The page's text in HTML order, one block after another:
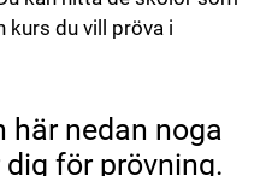
kurs du vill pröva i
här nedan noga
för prövning.